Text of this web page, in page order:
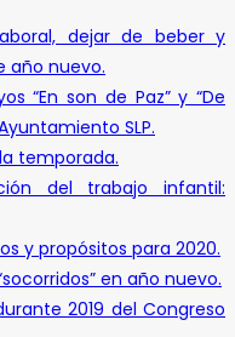
dejar de beber y
año nuevo.
“En son de Paz” y “De
SLP.
temporada.
del trabajo infantil:
y propósitos para 2020.
en año nuevo.
2019 del Congreso